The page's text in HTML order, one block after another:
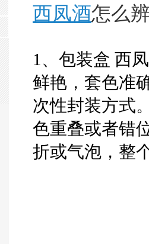
西凤酒怎么
1、包装盒 西
鲜艳，套色准
次性封装方式
色重叠或者错
折或气泡，整